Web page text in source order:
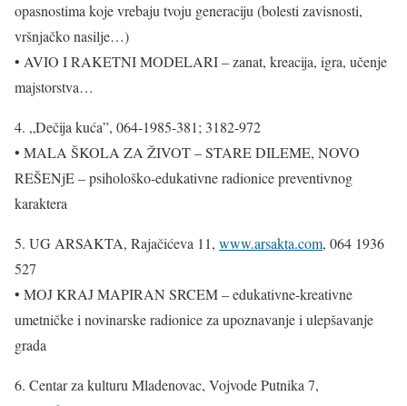
opasnostima koje vrebaju tvoju generaciju (bolesti zavisnosti,
vršnjačko nasilje…)
• AVIO I RAKETNI MODELARI – zanat, kreacija, igra, učenje
majstorstva…
4. „Dečija kuća”, 064-1985-381; 3182-972
• MALA ŠKOLA ZA ŽIVOT – STARE DILEME, NOVO
REŠENjE – psihološko-edukativne radionice preventivnog
karaktera
5. UG ARSAKTA, Rajačićeva 11, www.arsakta.com, 064 1936
527
• MOJ KRAJ MAPIRAN SRCEM – edukativne-kreativne
umetničke i novinarske radionice za upoznavanje i ulepšavanje
grada
6. Centar za kulturu Mladenovac, Vojvode Putnika 7,